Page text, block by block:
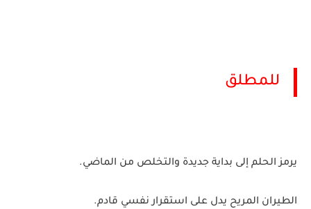
للمطلق
يرمز الحلم إلى بداية جديدة والتخلص من الماضي.
الطيران المريح يدل على استقرار نفسي قادم.